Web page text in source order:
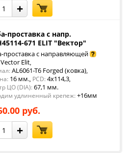
+
проставка с напр.
671 ELIT "Вектор"
проставка с направляющей
Vector Elit,
AL6061-T6 Forged (ковка),
16 мм., PCD: 4x114,3,
ЦО (DIA): 67,1 мм.
удлиненный крепеж: +16мм
руб.
+